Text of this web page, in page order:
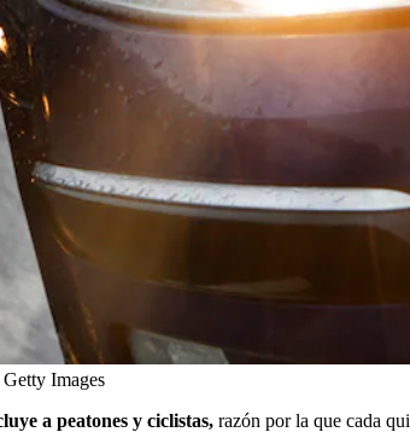
Getty Images
a peatones y ciclistas, razón por la que cada